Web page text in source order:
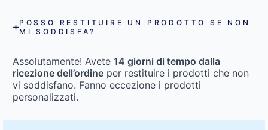
POSSO RESTITUIRE UN PRODOTTO SE NON
MI SODDISFA?
Assolutamente! Avete 14 giorni di tempo dalla
ricezione dell’ordine per restituire i prodotti che non
vi soddisfano. Fanno eccezione i prodotti
personalizzati.